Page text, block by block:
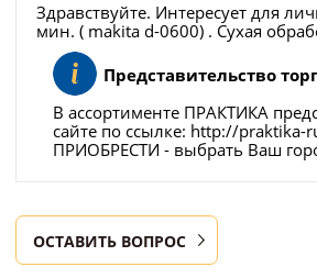
Здравствуйте. Интересует для
мин. ( makita d-0600) . Сухая
Представительство
В ассортименте ПРАКТИКА
сайте по ссылке: http://
ПРИОБРЕСТИ - выбрать Ваш
ОСТАВИТЬ ВОПРОС